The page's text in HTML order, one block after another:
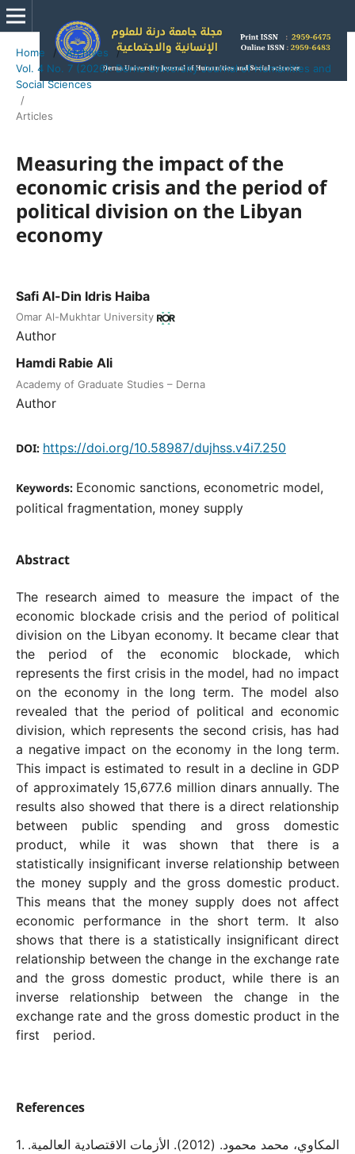
Home / Archives
/
Vol. 4 No. 7 (2026): Derna University Journal of Humanities and
Social Sciences
/
Articles
Measuring the impact of the
economic crisis and the period of
political division on the Libyan
economy
Safi Al-Din Idris Haiba
Omar Al-Mukhtar University
Author
Hamdi Rabie Ali
Academy of Graduate Studies – Derna
Author
DOI: https://doi.org/10.58987/dujhss.v4i7.250
Keywords: Economic sanctions, econometric model,
political fragmentation, money supply
Abstract
The research aimed to measure the impact of the
economic blockade crisis and the period of political
division on the Libyan economy. It became clear that
the period of the economic blockade, which
represents the first crisis in the model, had no impact
on the economy in the long term. The model also
revealed that the period of political and economic
division, which represents the second crisis, has had
a negative impact on the economy in the long term.
This impact is estimated to result in a decline in GDP
of approximately 15,677.6 million dinars annually. The
results also showed that there is a direct relationship
between public spending and gross domestic
product, while it was shown that there is a
statistically insignificant inverse relationship between
the money supply and the gross domestic product.
This means that the money supply does not affect
economic performance in the short term. It also
shows that there is a statistically insignificant direct
relationship between the change in the exchange rate
and the gross domestic product, while there is an
inverse relationship between the change in the
exchange rate and the gross domestic product in the
first period.
References
1. المكاوي، محمد محمود. (2012). الأزمات الاقتصادية العالمية.